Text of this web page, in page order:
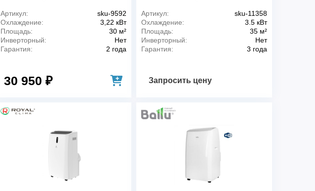
Класс энергоэффективности (охлажд.)
Хладагент
Марка компрессора
Заводская заправка R410A (до 5м), гр
Вес брутто, кг
30
Подключение к сети
Диаметр гофрошланга мм
2000
Выбросной патрубок мм
Артикул:
sku-9592
Охлаждение:
3,22 кВт
Площадь:
30 м²
Инверторный:
Нет
Гарантия:
2 года
30 950 ₽
Артикул:
sku-11358
Охлаждение:
3.5 кВт
Площадь:
35 м²
Инверторный:
Нет
Гарантия:
3 года
Запросить цену